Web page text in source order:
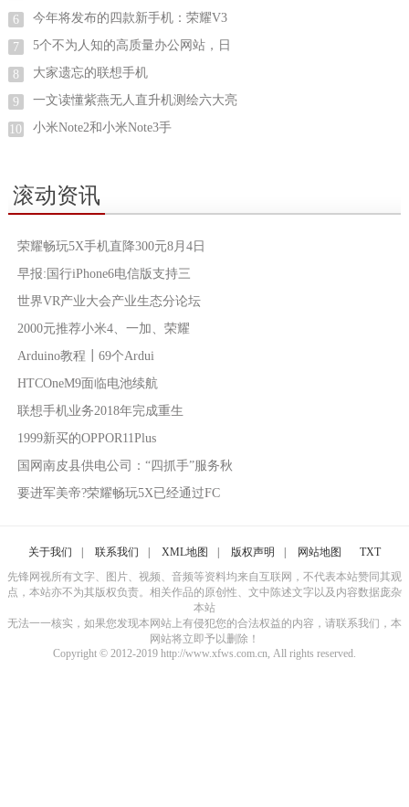
6 今年将发布的四款新手机：荣耀V3
7 5个不为人知的高质量办公网站，日
8 大家遗忘的联想手机
9 一文读懂紫燕无人直升机测绘六大亮
10 小米Note2和小米Note3手
滚动资讯
荣耀畅玩5X手机直降300元8月4日
早报:国行iPhone6电信版支持三
世界VR产业大会产业生态分论坛
2000元推荐小米4、一加、荣耀
Arduino教程┃69个Ardui
HTCOneM9面临电池续航
联想手机业务2018年完成重生
1999新买的OPPOR11Plus
国网南皮县供电公司：“四抓手”服务秋
要进军美帝?荣耀畅玩5X已经通过FC
关于我们 | 联系我们 | XML地图 | 版权声明 | 网站地图
TXT
先锋网视所有文字、图片、视频、音频等资料均来自互联网，不代表本站赞同其观
点，本站亦不为其版权负责。相关作品的原创性、文中陈述文字以及内容数据庞杂
本站
无法一一核实，如果您发现本网站上有侵犯您的合法权益的内容，请联系我们，本
网站将立即予以删除！
Copyright © 2012-2019 http://www.xfws.com.cn, All rights reserved.